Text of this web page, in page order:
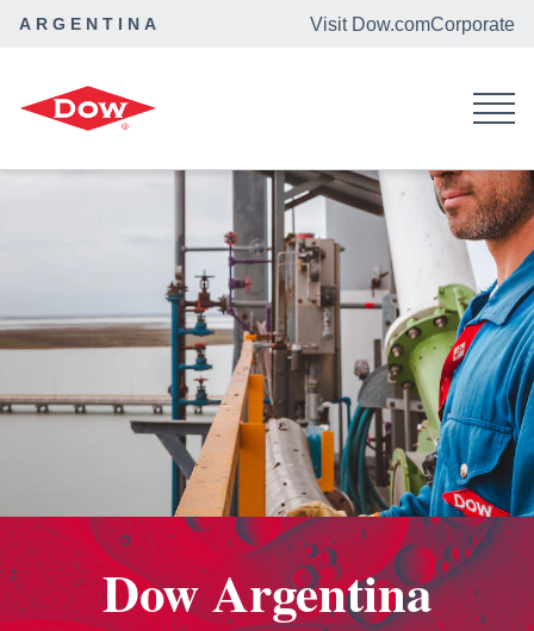
ARGENTINA Visit Dow.comCorporate
Dow Argentina